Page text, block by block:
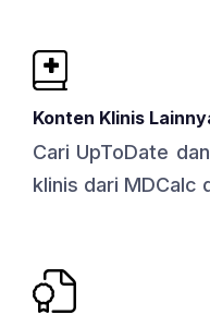
Konten Klinis
Cari UpToDate
klinis dari MDCalc